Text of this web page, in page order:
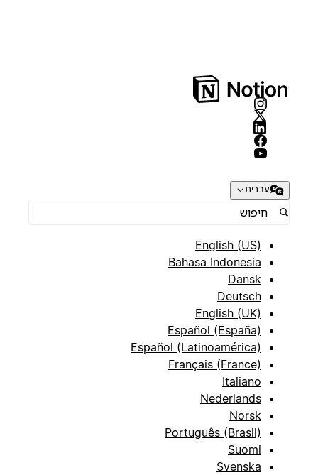
עברית
English (US)
Bahasa Indonesia
Dansk
Deutsch
English (UK)
Español (España)
Español (Latinoamérica)
Français (France)
Italiano
Nederlands
Norsk
Português (Brasil)
Suomi
Svenska